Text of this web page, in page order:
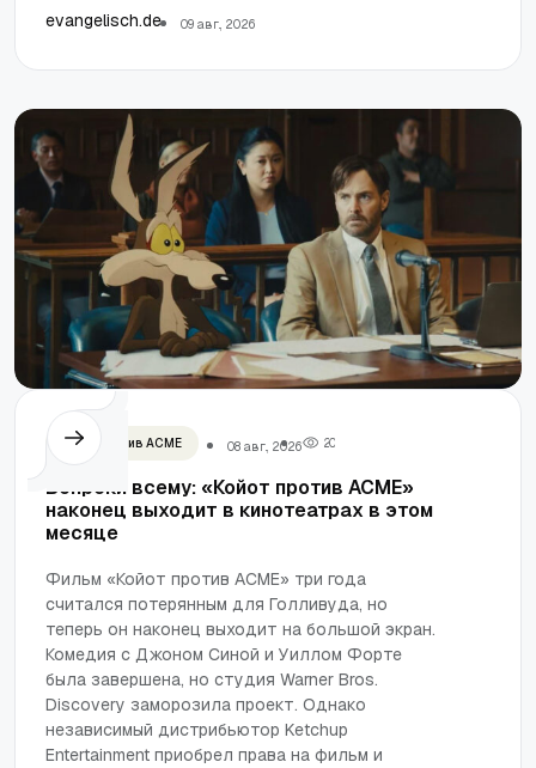
блокировали доступ к социальным сетям для
пользователей младше 14 лет.
evangelisch.de 09 авг., 2026
Койот против ACME 08 авг., 2026 20
Вопреки всему: «Койот против ACME»
наконец выходит в кинотеатрах в этом
месяце
Фильм «Койот против ACME» три года
считался потерянным для Голливуда, но
теперь он наконец выходит на большой экран.
Комедия с Джоном Синой и Уиллом Форте
была завершена, но студия Warner Bros.
Discovery заморозила проект. Однако
независимый дистрибьютор Ketchup
Entertainment приобрел права на фильм и